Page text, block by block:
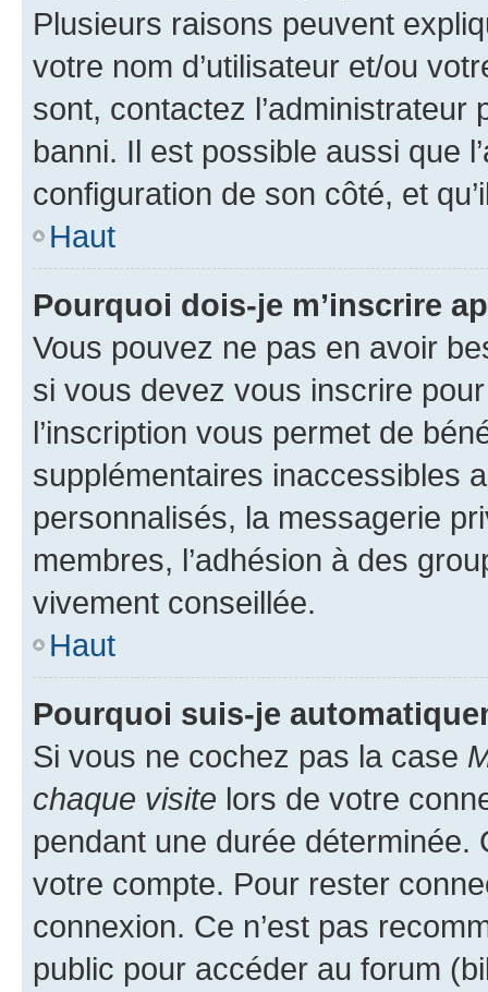
Plusieurs raisons peuvent
votre nom d’utilisateur et/ou
sont, contactez l’administrateur
banni. Il est possible aussi que
configuration de son côté, et
Haut
Pourquoi dois-je m’inscrire
Vous pouvez ne pas en avoir
si vous devez vous inscrire
l’inscription vous permet de
supplémentaires inaccessibles
personnalisés, la messagerie
membres, l’adhésion à des
vivement conseillée.
Haut
Pourquoi suis-je
Si vous ne cochez pas la case
chaque visite lors de votre
pendant une durée déterminée.
votre compte. Pour rester
connexion. Ce n’est pas
public pour accéder au forum